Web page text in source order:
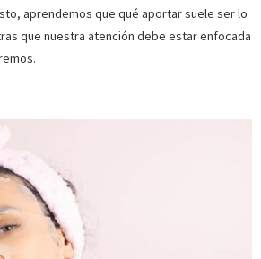
aprendemos que qué aportar suele ser lo
que nuestra atención debe estar enfocada